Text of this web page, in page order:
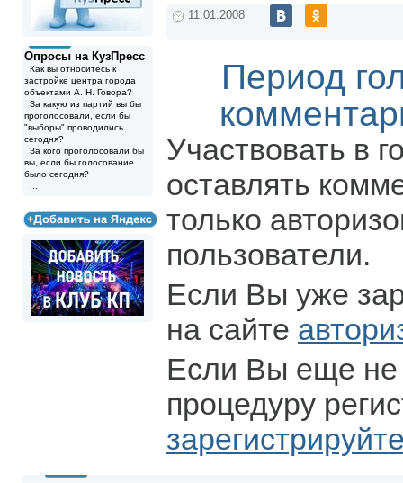
Опросы на КузПресс
Как вы относитесь к
застройке центра города
объектами А. Н. Говора?
За какую из партий вы бы
проголосовали, если бы
"выборы" проводились
сегодня?
За кого проголосовали бы
вы, если бы голосование
было сегодня?
11.01.2008
Период
Участвовать в
оставлять
только
пользователи.
Если Вы уже
на сайте
Если Вы еще не
процедуру